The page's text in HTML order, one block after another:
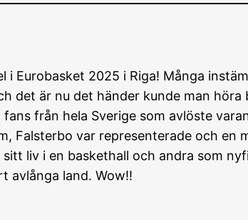
Eurobasket 2025 i Riga! Många
det är nu det händer kunde man höra
från hela Sverige som avlöste
Falsterbo var representerade och en
liv i en baskethall och andra som
avlånga land. Wow!!